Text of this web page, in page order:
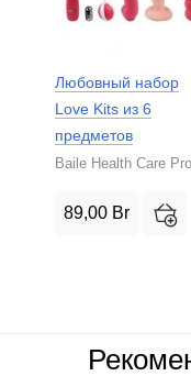
Любовный набор
Love Kits из 6
предметов
Baile Health Care
89,00 Br